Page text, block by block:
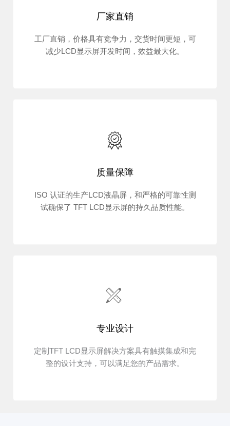
厂家直销
工厂直销，价格具有竞争力，交货时间更短，可
减少LCD显示屏开发时间，效益最大化。
质量保障
ISO 认证的生产LCD液晶屏，和严格的可靠性测
试确保了 TFT LCD显示屏的持久品质性能。
专业设计
定制TFT LCD显示屏解决方案具有触摸集成和完
整的设计支持，可以满足您的产品需求。